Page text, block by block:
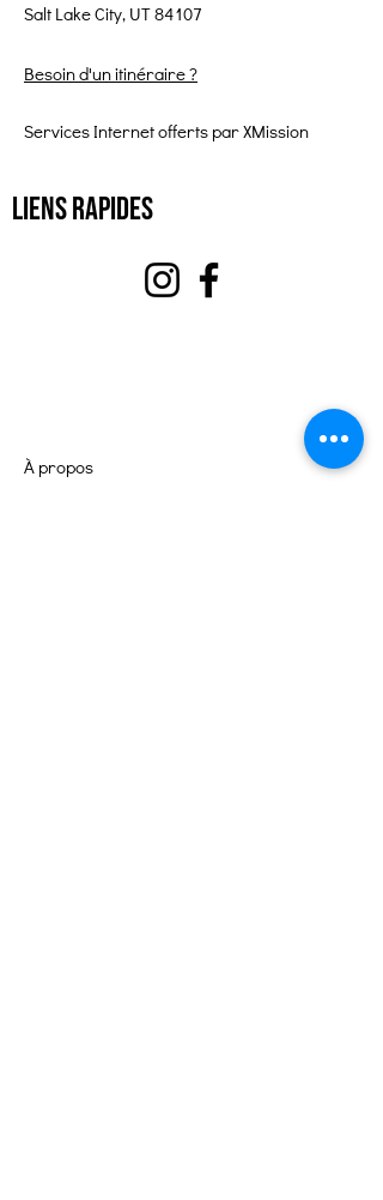
Salt Lake City, UT 84107
Besoin d'un itinéraire ?
Services Internet offerts par XMission
Liens rapides
À propos